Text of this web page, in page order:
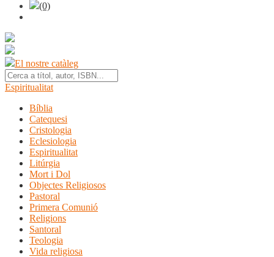
(0)
El nostre catàleg
Espiritualitat
Bíblia
Catequesi
Cristologia
Eclesiologia
Espiritualitat
Litúrgia
Mort i Dol
Objectes Religiosos
Pastoral
Primera Comunió
Religions
Santoral
Teologia
Vida religiosa